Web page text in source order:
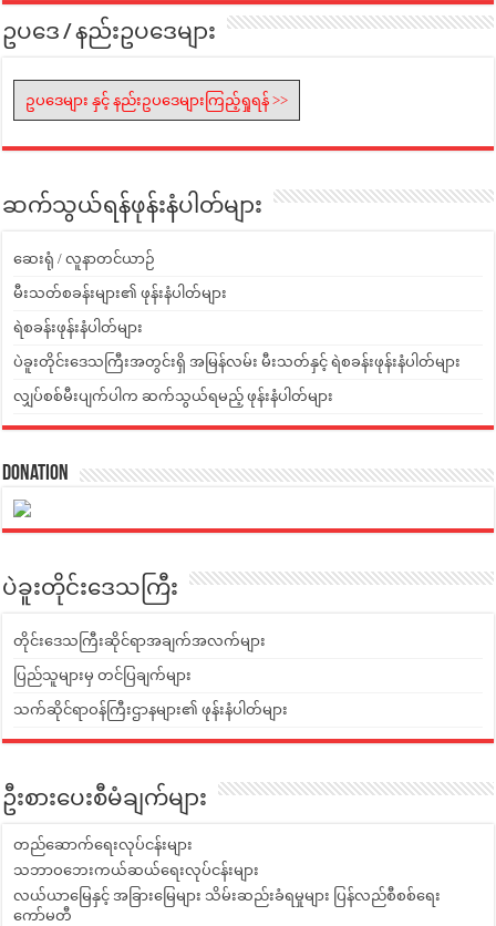
ဥပဒေ / နည်းဥပဒေများ
ဥပဒေများ နှင့် နည်းဥပဒေများကြည့်ရှုရန် >>
ဆက်သွယ်ရန်ဖုန်းနံပါတ်များ
ဆေးရုံ / လူနာတင်ယာဉ်
မီးသတ်စခန်းများ၏ ဖုန်းနံပါတ်များ
ရဲစခန်းဖုန်းနံပါတ်များ
ပဲခူးတိုင်းဒေသကြီးအတွင်းရှိ အမြန်လမ်း မီးသတ်နှင့် ရဲစခန်းဖုန်းနံပါတ်များ
လျှပ်စစ်မီးပျက်ပါက ဆက်သွယ်ရမည့် ဖုန်းနံပါတ်များ
Donation
ပဲခူးတိုင်းဒေသကြီး
တိုင်းဒေသကြီးဆိုင်ရာအချက်အလက်များ
ပြည်သူများမှ တင်ပြချက်များ
သက်ဆိုင်ရာဝန်ကြီးဌာနများ၏ ဖုန်းနံပါတ်များ
ဦးစားပေးစီမံချက်များ
တည်ဆောက်ရေးလုပ်ငန်းများ
သဘာဝဘေးကယ်ဆယ်ရေးလုပ်ငန်းများ
လယ်ယာမြေနှင့် အခြားမြေများ သိမ်းဆည်းခံရမှုများ ပြန်လည်စီစစ်ရေး
ကော်မတီ